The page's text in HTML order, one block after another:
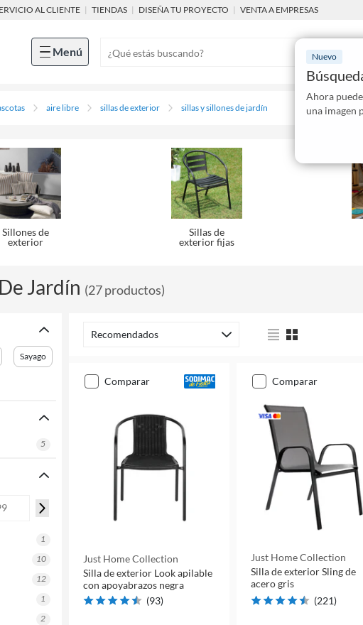
AL CLIENTE | TIENDAS | DISEÑA TU PROYECTO | VENTA A EMPRESAS
Menú Nuevo
Ahora
una imagen
aire libre sillas de exterior sillas y sillones de jardín
Sillones de
exterior
Sillas de
exterior fijas
Jardín (27productos)
Sayago
5
1
10
12
1
2
Recomendados
comparar
Just Home Collection
Silla de exterior Look apilable
con apoyabrazos negra
(93)
comparar
Just Home Collection
Silla de exterior Sling de
acero gris
(221)